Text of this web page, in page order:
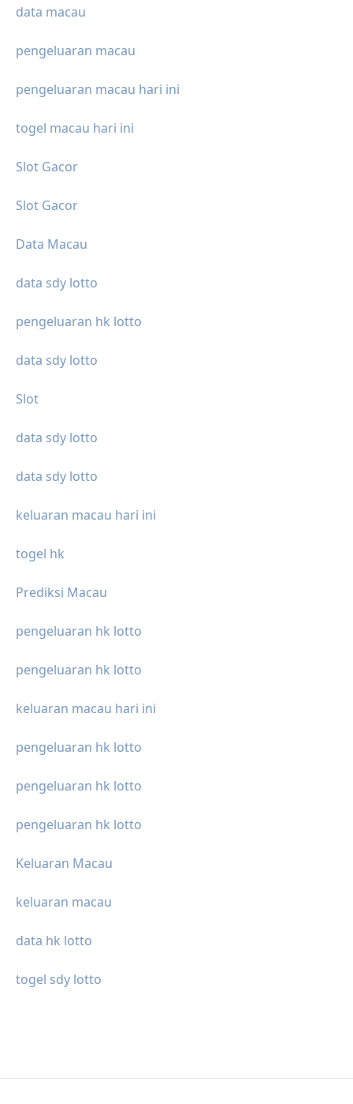
data macau
pengeluaran macau
pengeluaran macau hari ini
togel macau hari ini
Slot Gacor
Slot Gacor
Data Macau
data sdy lotto
pengeluaran hk lotto
data sdy lotto
Slot
data sdy lotto
data sdy lotto
keluaran macau hari ini
togel hk
Prediksi Macau
pengeluaran hk lotto
pengeluaran hk lotto
keluaran macau hari ini
pengeluaran hk lotto
pengeluaran hk lotto
pengeluaran hk lotto
Keluaran Macau
keluaran macau
data hk lotto
togel sdy lotto